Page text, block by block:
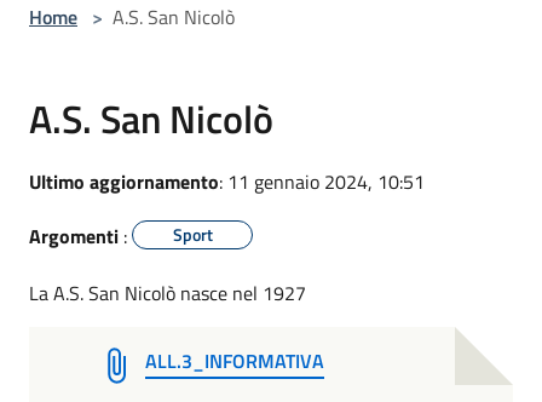
Home > A.S. San Nicolò
A.S. San Nicolò
Ultimo aggiornamento: 11 gennaio 2024, 10:51
Argomenti : Sport
La A.S. San Nicolò nasce nel 1927
ALL.3_INFORMATIVA